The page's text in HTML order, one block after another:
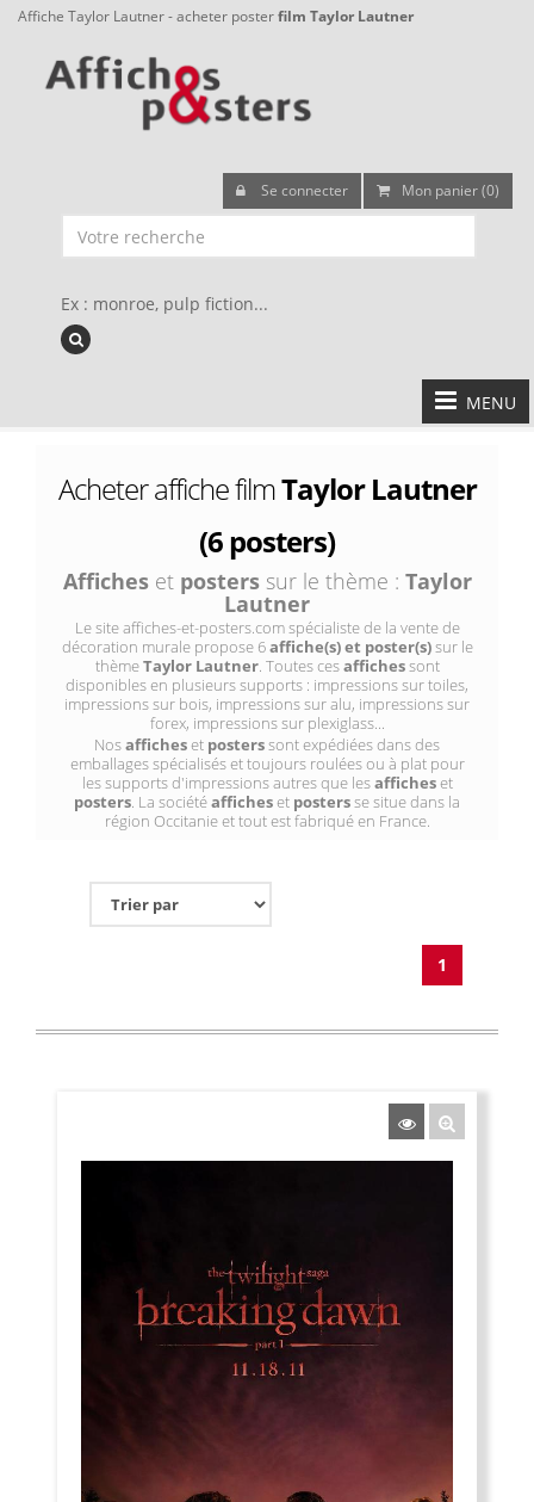
Affiche Taylor Lautner - acheter posterfilm Taylor Lautner
Se connecter Mon panier (0)
Ex : monroe, pulp fiction...
MENU
Acheter affiche filmTaylor Lautner
(6 posters)
Afficheset posterssur le thème : Taylor
Lautner
Le site affiches-et-posters.com spécialiste de la vente de
décoration murale propose 6affiche(s) et poster(s)sur le
thèmeTaylor Lautner. Toutes cesaffichessont
disponibles en plusieurs supports : impressions sur toiles,
impressions sur bois, impressions sur alu, impressions sur
forex, impressions sur plexiglass...
Nosafficheset posterssont expédiées dans des
emballages spécialisés et toujours roulées ou à plat pour
les supports d'impressions autres que lesafficheset
posters. La sociétéafficheset postersse situe dans la
région Occitanie et tout est fabriqué en France.
1